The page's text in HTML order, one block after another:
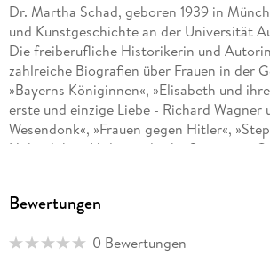
Dr. Martha Schad, geboren 1939 in
und Kunstgeschichte an der Universität
Die freiberufliche Historikerin und
zahlreiche Biografien über Frauen in der
»Bayerns Königinnen«, »Elisabeth und
erste und einzige Liebe - Richard Wagner
Wesendonk«, »Frauen gegen Hitler«,
Hohenlohe - Hitlers jüdische Spionin«,
Bewertungen
0 Bewertungen